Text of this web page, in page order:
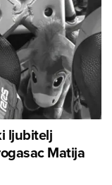
ljubitelj
Matija